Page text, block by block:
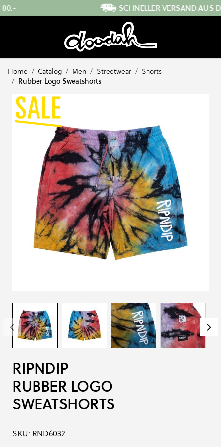
Direkt zum InhaltSCHNELLER VERSAND AUS DER SCHWEIZ
Home / Catalog / Men / Streetwear / Shorts
/ Rubber Logo Sweatshorts
RIPNDIP
RUBBER LOGO
SWEATSHORTS
SKU: RND6032